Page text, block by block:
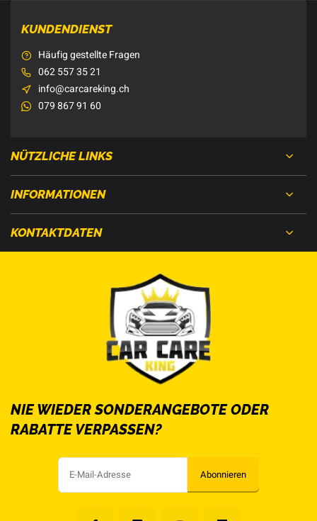
KUNDENDIENST
Häufig gestellte Fragen
062 557 35 21
info@carcareking.ch
079 867 91 60
NÜTZLICHE LINKS
INFORMATIONEN
KONTAKTDATEN
NIE WIEDER SONDERANGEBOTE ODER
RABATTE VERPASSEN?
Abonnieren